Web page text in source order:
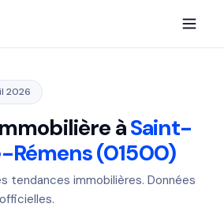
2026
àSaint-
(01500)
tendances immobilières. Données